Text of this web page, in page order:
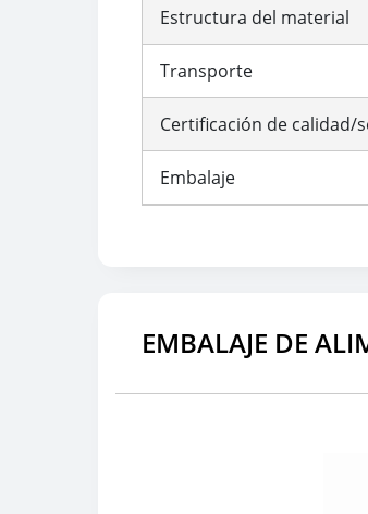
Estructura del material
Transporte
Certificación de calidad/
Embalaje
EMBALAJE DE